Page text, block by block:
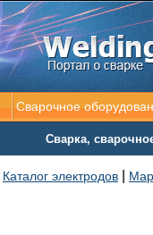
Сварочное
Сварка,
Каталог электродов